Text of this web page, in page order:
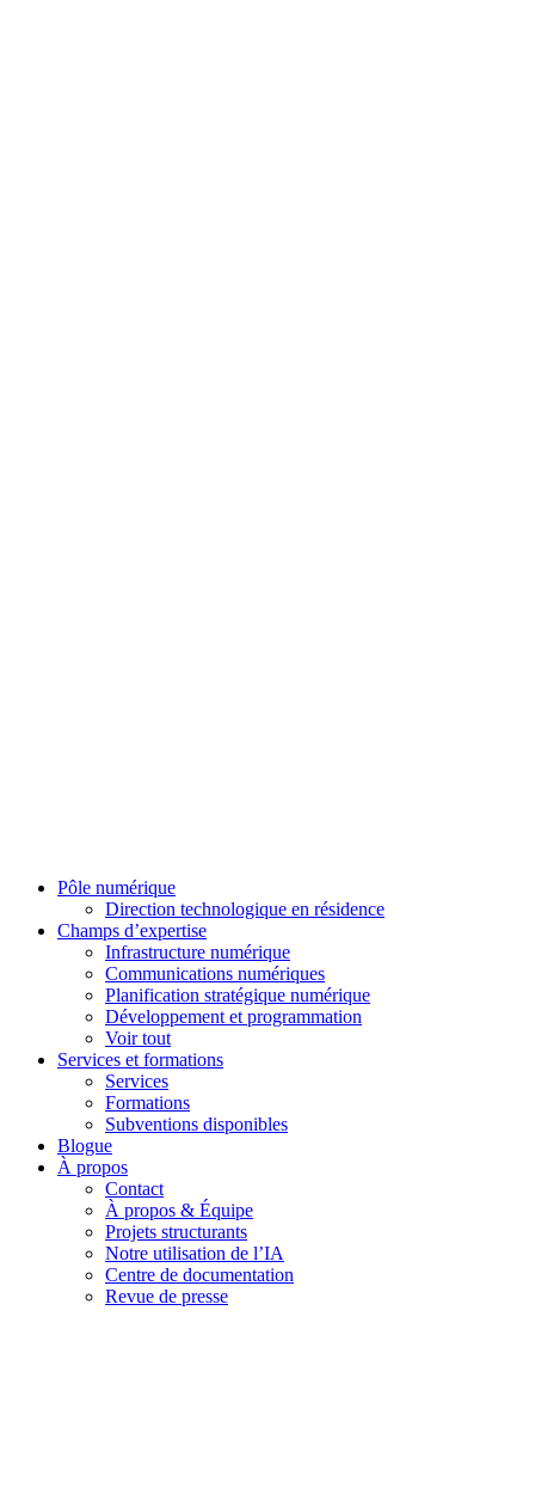
Pôle numérique
Direction technologique en résidence
Champs d’expertise
Infrastructure numérique
Communications numériques
Planification stratégique numérique
Développement et programmation
Voir tout
Services et formations
Services
Formations
Subventions disponibles
Blogue
À propos
Contact
À propos & Équipe
Projets structurants
Notre utilisation de l’IA
Centre de documentation
Revue de presse